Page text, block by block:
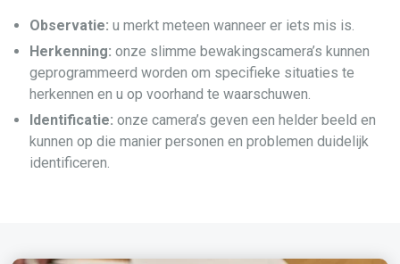
Observatie: u merkt meteen wanneer er iets mis is.
Herkenning: onze slimme bewakingscamera’s kunnen
geprogrammeerd worden om specifieke situaties te
herkennen en u op voorhand te waarschuwen.
Identificatie: onze camera’s geven een helder beeld en
kunnen op die manier personen en problemen duidelijk
identificeren.